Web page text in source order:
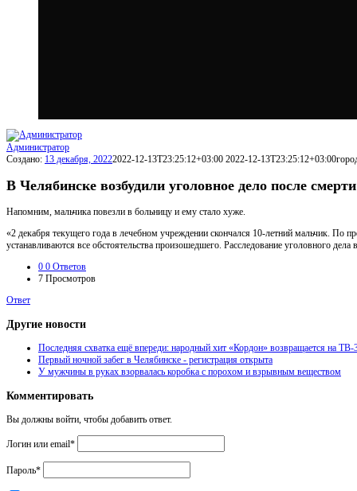
Администратор
Создано: 13 декабря, 20222022-12-13T23:25:12+03:00 2022-12-13T23:25:12+03:00
В Челябинске возбудили уголовное дело после
Напомним, мальчика повезли в больницу и ему стало хуже.
«2 декабря текущего года в лечебном учреждении скончался 10-летний мальчик. По
устанавливаются все обстоятельства произошедшего. Расследование уголовного
0 0 Ответов
7 Просмотров
Ответ
Другие новости
Последняя схватка ещё впереди: народный хит «Кордон» возвращается на ТВ-
Первый ночной забег в Челябинске - регистрация открыта
У мужчины в руках взорвалась коробка с порохом и взрывным веществом
Комментировать
Вы должны войти, чтобы добавить ответ.
Логин или email*
Пароль*